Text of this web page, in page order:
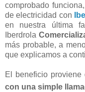
comprobado
de electricidad con
en nuestra última
Iberdrola
más probable, a
que explicamos a
El beneficio proviene
con una simple